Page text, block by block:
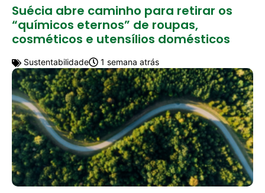
Suécia abre caminho para retirar os
“químicos eternos” de roupas,
cosméticos e utensílios domésticos
Sustentabilidade 1 semana atrás